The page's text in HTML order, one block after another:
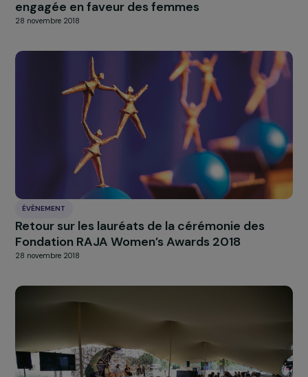
Écoféminisme : la Fondation RAJA-Danièle
Marcovici, partenaire du Festival « Après La
Pluie »
2 juillet 2019